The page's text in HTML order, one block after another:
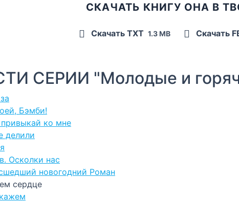
СКАЧАТЬ КНИГУ ОНА В
Скачать TXT 1.3 MB Скачать
СЕРИИ "Молодые и
Бэмби!
ко мне
делили
Осколки нас
новогодний Роман
сердце